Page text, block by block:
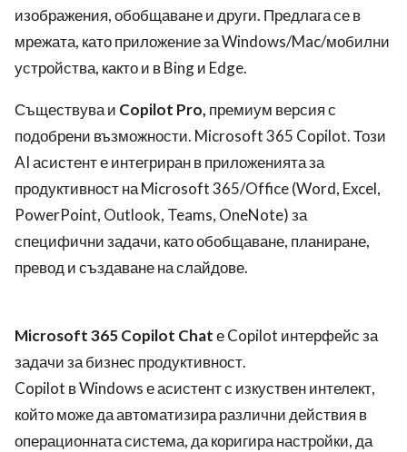
изображения, обобщаване и други. Предлага се в
мрежата, като приложение за Windows/Mac/мобилни
устройства, както и в Bing и Edge.
Съществува и Copilot Pro, премиум версия с
подобрени възможности. Microsoft 365 Copilot. Този
AI асистент е интегриран в приложенията за
продуктивност на Microsoft 365/Office (Word, Excel,
PowerPoint, Outlook, Teams, OneNote) за
специфични задачи, като обобщаване, планиране,
превод и създаване на слайдове.
Microsoft 365 Copilot Chatе Copilot интерфейс за
задачи за бизнес продуктивност.
Copilot в Windows е асистент с изкуствен интелект,
който може да автоматизира различни действия в
операционната система, да коригира настройки, да